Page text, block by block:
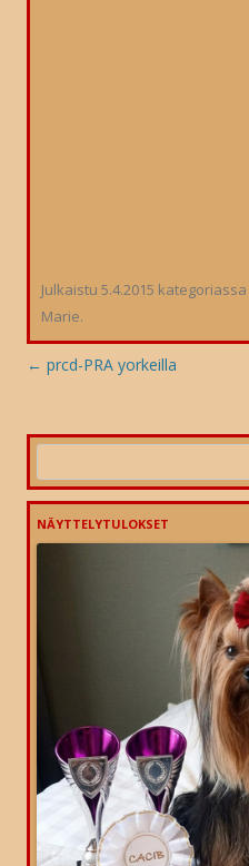
Julkaistu 5.4.2015 kategoriassa
Marie.
Artikkelien
← prcd-PRA yorkeilla
NÄYTTELYTULOKSET